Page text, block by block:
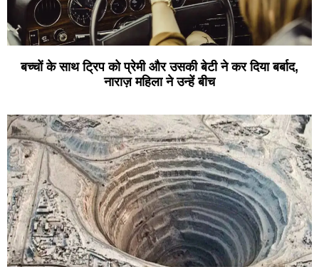
बच्चों के साथ ट्रिप को प्रेमी और उसकी बेटी ने कर दिया बर्बाद,
नाराज़ महिला ने उन्हें बीच